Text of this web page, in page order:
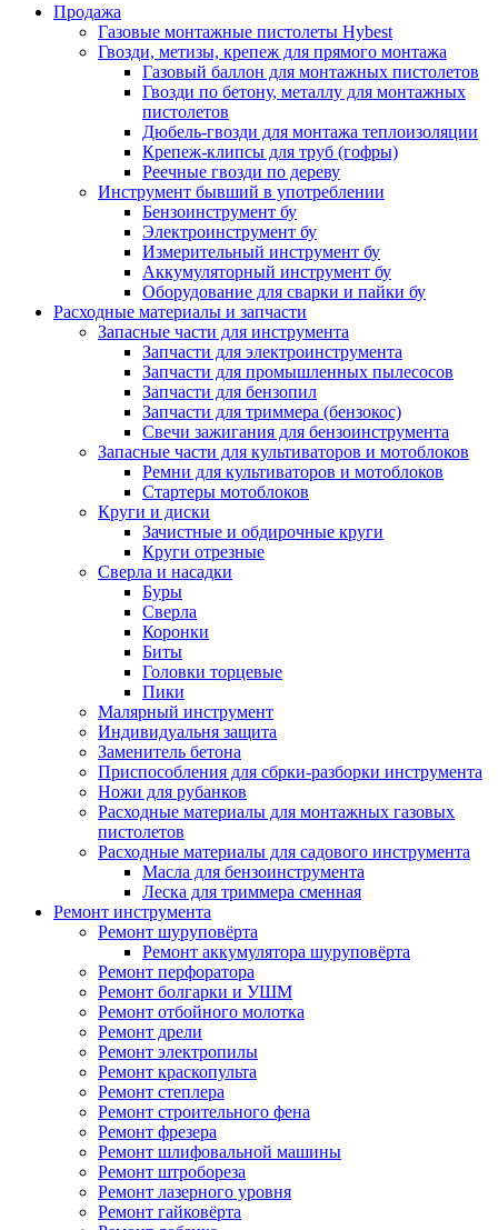
Продажа
Газовые монтажные пистолеты Hybest
Гвозди, метизы, крепеж для прямого монтажа
Газовый баллон для монтажных пистолетов
Гвозди по бетону, металлу для монтажных
пистолетов
Дюбель-гвозди для монтажа теплоизоляции
Крепеж-клипсы для труб (гофры)
Реечные гвозди по дереву
Инструмент бывший в употреблении
Бензоинструмент бу
Электроинструмент бу
Измерительный инструмент бу
Аккумуляторный инструмент бу
Оборудование для сварки и пайки бу
Расходные материалы и запчасти
Запасные части для инструмента
Запчасти для электроинструмента
Запчасти для промышленных пылесосов
Запчасти для бензопил
Запчасти для триммера (бензокос)
Свечи зажигания для бензоинструмента
Запасные части для культиваторов и мотоблоков
Ремни для культиваторов и мотоблоков
Стартеры мотоблоков
Круги и диски
Зачистные и обдирочные круги
Круги отрезные
Сверла и насадки
Буры
Сверла
Коронки
Биты
Головки торцевые
Пики
Малярный инструмент
Индивидуальня защита
Заменитель бетона
Приспособления для сбрки-разборки инструмента
Ножи для рубанков
Расходные материалы для монтажных газовых
пистолетов
Расходные материалы для садового инструмента
Масла для бензоинструмента
Леска для триммера сменная
Ремонт инструмента
Ремонт шуруповёрта
Ремонт аккумулятора шуруповёрта
Ремонт перфоратора
Ремонт болгарки и УШМ
Ремонт отбойного молотка
Ремонт дрели
Ремонт электропилы
Ремонт краскопульта
Ремонт степлера
Ремонт строительного фена
Ремонт фрезера
Ремонт шлифовальной машины
Ремонт штробореза
Ремонт лазерного уровня
Ремонт гайковёрта